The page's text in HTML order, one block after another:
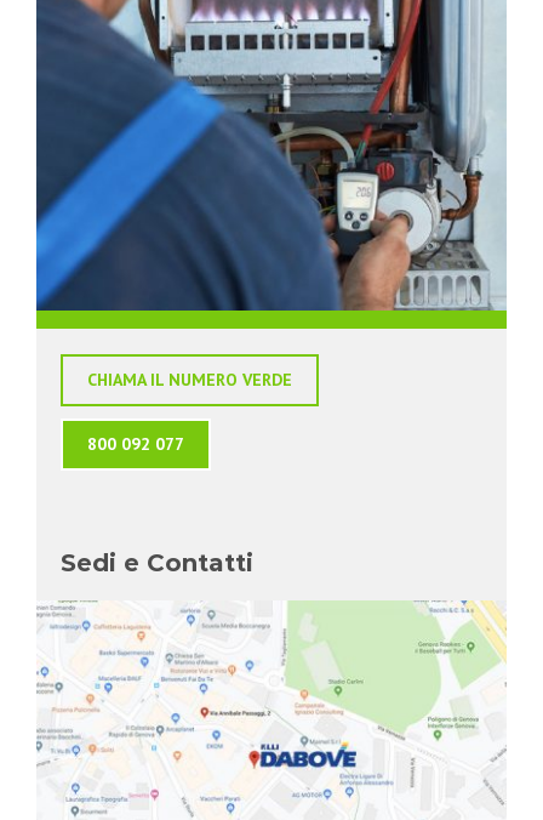
CHIAMA IL NUMERO VERDE
800 092 077
Sedi e Contatti